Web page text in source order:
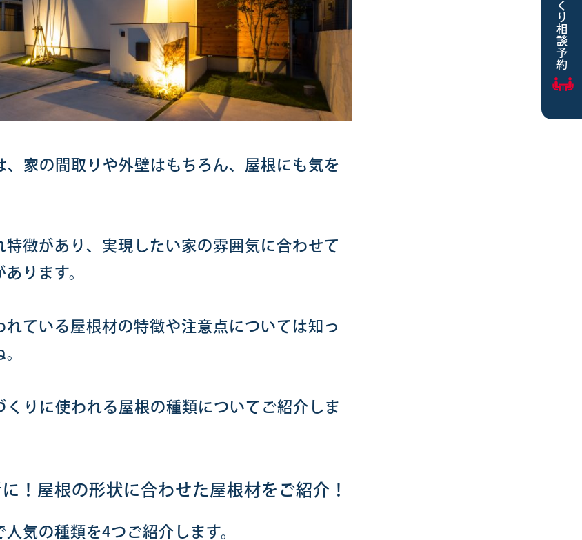
家づくり相談予約
、家の間取りや外壁はもちろん、屋根にも気を
特徴があり、実現したい家の雰囲気に合わせて
ります。
れている屋根材の特徴や注意点については知っ
くりに使われる屋根の種類についてご紹介しま
！屋根の形状に合わせた屋根材をご紹介！
気の種類を4つご紹介します。